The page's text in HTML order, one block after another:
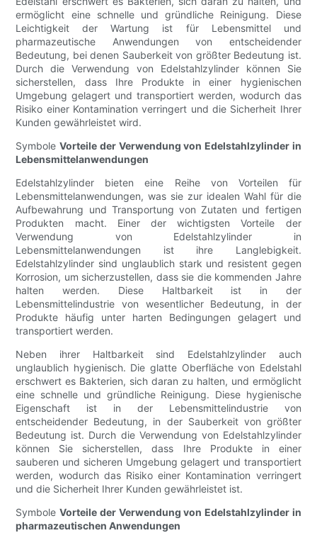
ermöglicht eine schnelle und gründliche Reinigung. Diese
Leichtigkeit der Wartung ist für Lebensmittel und
pharmazeutische Anwendungen von entscheidender
Bedeutung, bei denen Sauberkeit von größter Bedeutung ist.
Durch die Verwendung von Edelstahlzylinder können Sie
sicherstellen, dass Ihre Produkte in einer hygienischen
Umgebung gelagert und transportiert werden, wodurch das
Risiko einer Kontamination verringert und die Sicherheit Ihrer
Kunden gewährleistet wird.
SymboleVorteile der Verwendung von Edelstahlzylinder in
Lebensmittelanwendungen
Edelstahlzylinder bieten eine Reihe von Vorteilen für
Lebensmittelanwendungen, was sie zur idealen Wahl für die
Aufbewahrung und Transportung von Zutaten und fertigen
Produkten macht. Einer der wichtigsten Vorteile der
Verwendung von Edelstahlzylinder in
Lebensmittelanwendungen ist ihre Langlebigkeit.
Edelstahlzylinder sind unglaublich stark und resistent gegen
Korrosion, um sicherzustellen, dass sie die kommenden Jahre
halten werden. Diese Haltbarkeit ist in der
Lebensmittelindustrie von wesentlicher Bedeutung, in der
Produkte häufig unter harten Bedingungen gelagert und
transportiert werden.
Neben ihrer Haltbarkeit sind Edelstahlzylinder auch
unglaublich hygienisch. Die glatte Oberfläche von Edelstahl
erschwert es Bakterien, sich daran zu halten, und ermöglicht
eine schnelle und gründliche Reinigung. Diese hygienische
Eigenschaft ist in der Lebensmittelindustrie von
entscheidender Bedeutung, in der Sauberkeit von größter
Bedeutung ist. Durch die Verwendung von Edelstahlzylinder
können Sie sicherstellen, dass Ihre Produkte in einer
sauberen und sicheren Umgebung gelagert und transportiert
werden, wodurch das Risiko einer Kontamination verringert
und die Sicherheit Ihrer Kunden gewährleistet ist.
SymboleVorteile der Verwendung von Edelstahlzylinder in
pharmazeutischen Anwendungen